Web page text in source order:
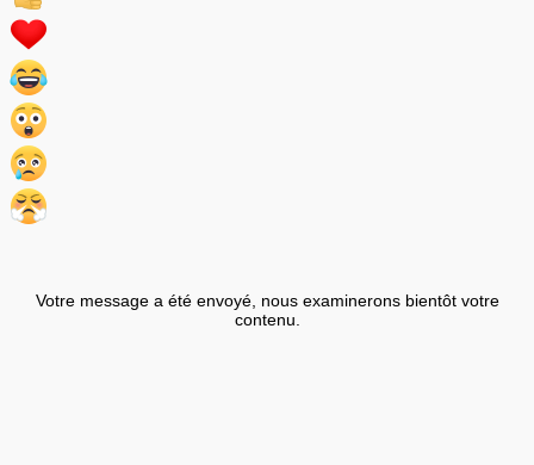
Votre message a été envoyé, nous examinerons bientôt votre
contenu.